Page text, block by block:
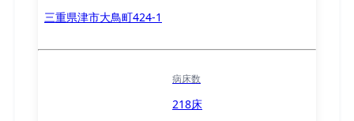
三重県津市大鳥町424-1
病床数
218床